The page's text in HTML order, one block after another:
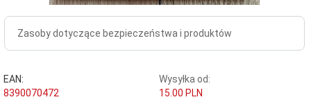
Zasoby dotyczące bezpieczeństwa i produktów
EAN:
8390070472
Wysyłka od:
15.00 PLN